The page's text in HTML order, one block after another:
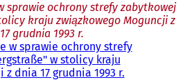
sprawie ochrony strefy zabytkowej
kraju związkowego Moguncji z
grudnia 1993 r.
w sprawie ochrony strefy
w stolicy kraju
z dnia 17 grudnia 1993 r.